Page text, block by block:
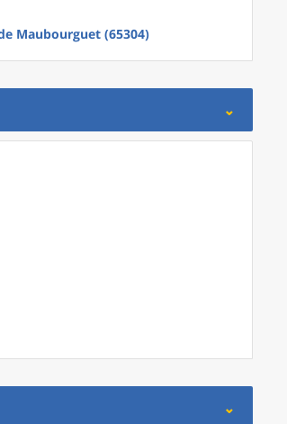
Maubourguet (65304)